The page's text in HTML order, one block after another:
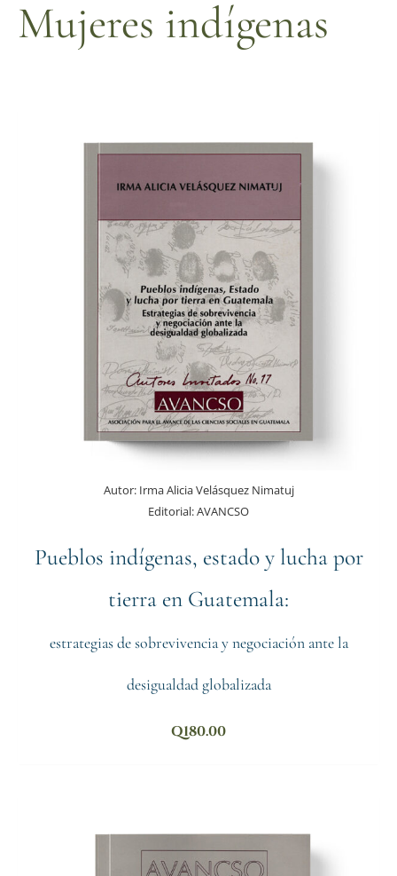
Mujeres indígenas
Autor:Irma Alicia Velásquez Nimatuj
Editorial:AVANCSO
Pueblos indígenas, estado y lucha por
tierra en Guatemala:
estrategias de sobrevivencia y negociación ante la
desigualdad globalizada
Q180.00